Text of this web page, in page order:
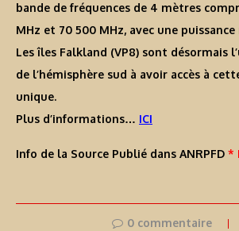
bande de fréquences de 4 mètres
MHz et 70 500 MHz, avec une
Les îles Falkland (VP8) sont désormais
de l’hémisphère sud à avoir accès à
unique.
Plus d’informations… ICI
Info de la Source Publié dans ANRPFD *
0 commentaire